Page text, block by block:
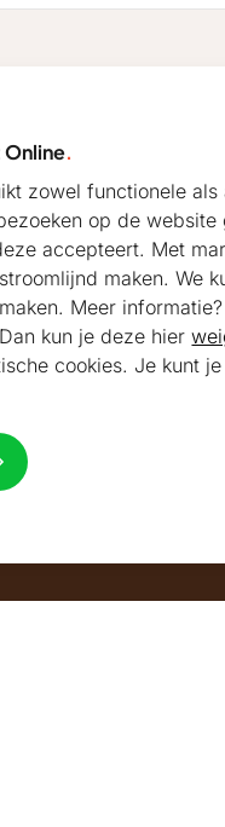
laatste nieuws
.
zowel functionele
op de
accepteert. Met
maken. We
Meer
kun je deze hier
cookies. Je kunt